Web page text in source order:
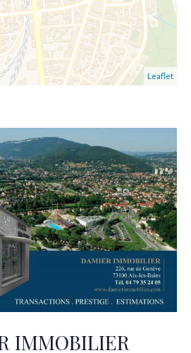
Leaflet
IMMOBILIER